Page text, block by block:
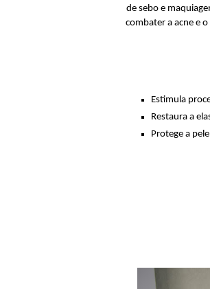
de sebo e
combater a acne e
Estimula
Restaura a
Protege a